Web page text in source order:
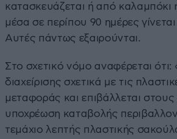
κατασκευάζεται ή από καλαμπόκι
μέσα σε περίπου 90 ημέρες
Αυτές πάντως εξαιρούνται.
Στο σχετικό νόμο αναφέρεται ότι:
διαχείρισης σχετικά με τις
μεταφοράς και επιβάλλεται
υποχρέωση καταβολής
τεμάχιο λεπτής πλαστικής